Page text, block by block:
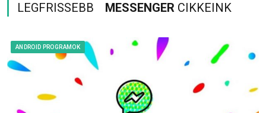
LEGFRISSEBB MESSENGER CIKKEINK
ANDROID PROGRAMOK